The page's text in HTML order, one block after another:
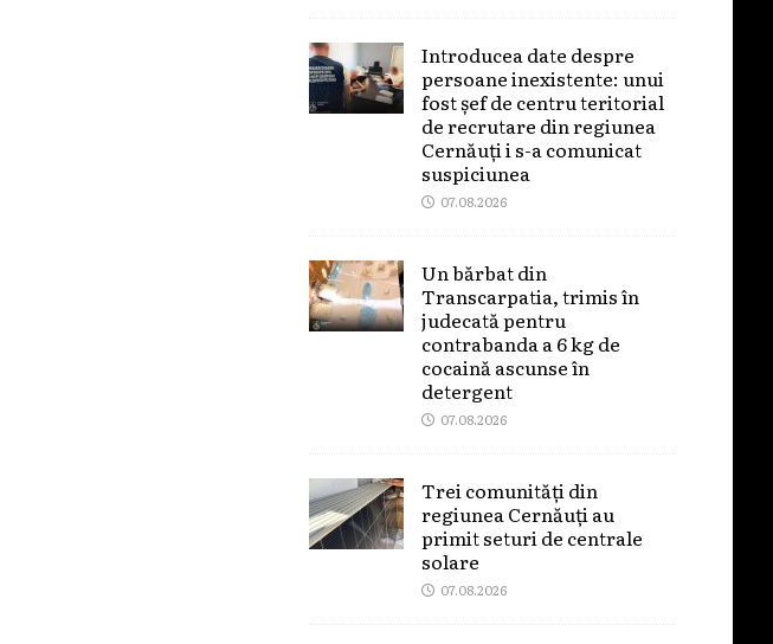
Introducea date despre
persoane inexistente: unui
fost șef de centru teritorial
de recrutare din regiunea
Cernăuți i s-a comunicat
suspiciunea
07.08.2026
Un bărbat din
Transcarpatia, trimis în
judecată pentru
contrabanda a 6 kg de
cocaină ascunse în
detergent
07.08.2026
Trei comunități din
regiunea Cernăuți au
primit seturi de centrale
solare
07.08.2026